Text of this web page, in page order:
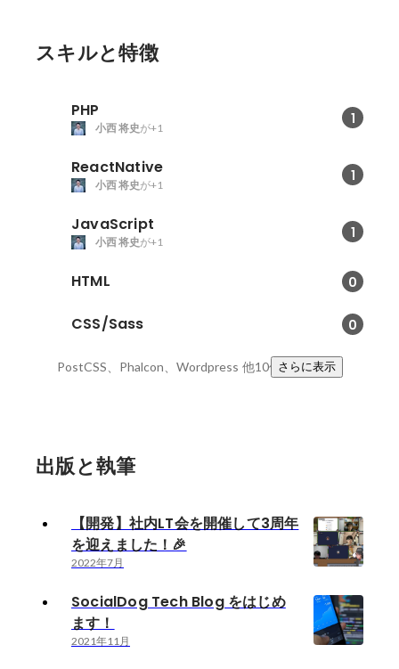
スキルと特徴
PHP 1
小西 将史が+1
ReactNative 1
小西 将史が+1
JavaScript 1
小西 将史が+1
HTML 0
CSS/Sass 0
PostCSS、Phalcon、Wordpress 他10件さらに表示
出版と執筆
【開発】社内LT会を開催して3周年
を迎えました！🎉
2022年7月
SocialDog Tech Blog をはじめ
ます！
2021年11月